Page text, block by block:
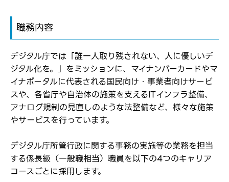
弊社ホームページの求人票をみて
応募した方へ
応募し、転職を決めた方
ログイン
お気に入り登録にはログインが必要です
メールアドレス
職務内容
デジタル庁では「誰一人取り残されない、人に優しいデ
ジタル化を。」をミッションに、マイナンバーカードやマ
イナポータルに代表される国民向け・事業者向けサービ
スや、各省庁や自治体の施策を支えるITインフラ整備、
アナログ規制の見直しのような法整備など、様々な施策
やサービスを行っています。
デジタル庁所管行政に関する事務の実施等の業務を担当
する係長級（一般職相当）職員を以下の4つのキャリア
コースごとに採用します。